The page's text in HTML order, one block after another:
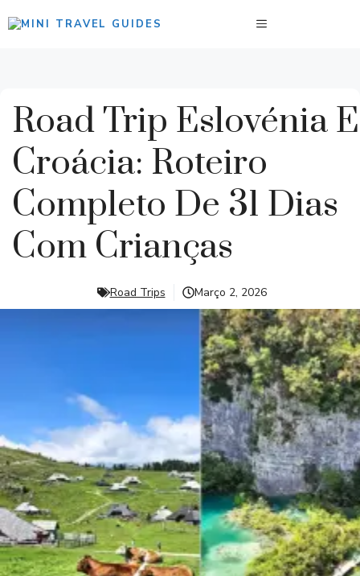
para
MENU
Road Trip Eslovénia E
Croácia: Roteiro
Completo De 31 Dias
Com Crianças
Road Trips Março 2, 2026